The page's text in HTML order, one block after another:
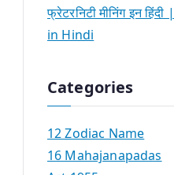
फ्रेटरनिटी मीनिंग इन
in Hindi
Categories
12 Zodiac Name
16 Mahajanapadas